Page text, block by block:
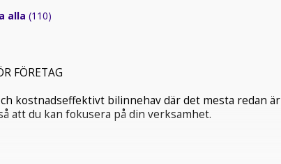
alla(110)
FÖRETAG
kostnadseffektivt bilinnehav där det mesta redan är
att du kan fokusera på din verksamhet.